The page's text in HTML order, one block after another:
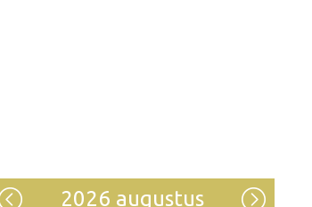
2026 augustus